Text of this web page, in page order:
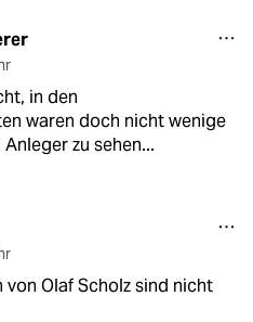
in den
waren doch nicht wenige
zu sehen...
von Olaf Scholz sind nicht